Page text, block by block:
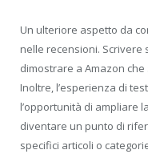
Un ulteriore aspetto da
nelle recensioni.
dimostrare a Amazon
Inoltre, l’esperienza di
l’opportunità di ampliare
diventare un punto di
specifici articoli o